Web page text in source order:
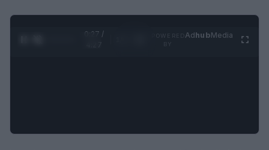
0:28 /
AdhubMedia